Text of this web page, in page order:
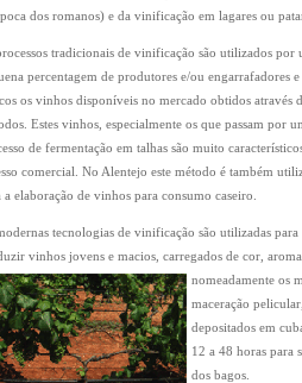
dos romanos) e da vinificação em lagares ou
tradicionais de vinificação são utilizados por
percentagem de produtores e/ou engarrafadores e
os vinhos disponíveis no mercado obtidos através
Estes vinhos, especialmente os que passam por
de fermentação em talhas são muito
comercial. No Alentejo este método é também
a elaboração de vinhos para consumo caseiro.
tecnologias de vinificação são utilizadas para
vinhos jovens e macios, carregados de cor, aroma
nomeadamente os
maceração
depositados em
12 a 48 horas para
dos bagos.